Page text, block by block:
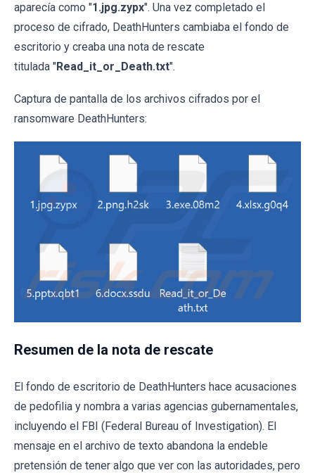
aparecía como "1.jpg.zypx". Una vez completado el
proceso de cifrado, DeathHunters cambiaba el fondo de
escritorio y creaba una nota de rescate
titulada "Read_it_or_Death.txt".
Captura de pantalla de los archivos cifrados por el
ransomware DeathHunters:
Resumen de la nota de rescate
El fondo de escritorio de DeathHunters hace acusaciones
de pedofilia y nombra a varias agencias gubernamentales,
incluyendo el FBI (Federal Bureau of Investigation). El
mensaje en el archivo de texto abandona la endeble
pretensión de tener algo que ver con las autoridades, pero